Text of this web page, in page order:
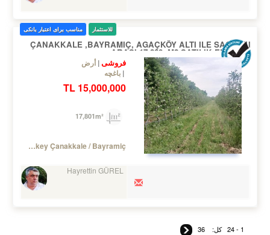
للاستثمار مناسب برای اعتبار بانکی
ÇANAKKALE ,BAYRAMIÇ, AGAÇKÖY ALTI ILE SAÇAKLI
ARASI 17.800.-M2 SATILIK ELMALIK
فروشی أرض
باغچه
15,000,000 TL
Turkey Çanakkale / Bayramiç
Hayrettin GÜREL
1 - 24 کل: 36